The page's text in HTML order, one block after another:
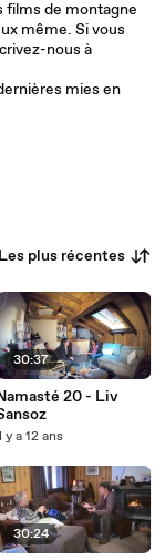
films de montagne
même. Si vous
nous à
mies en
Les plus récentes
30:37
20 - Liv
y a 12 ans
30:24